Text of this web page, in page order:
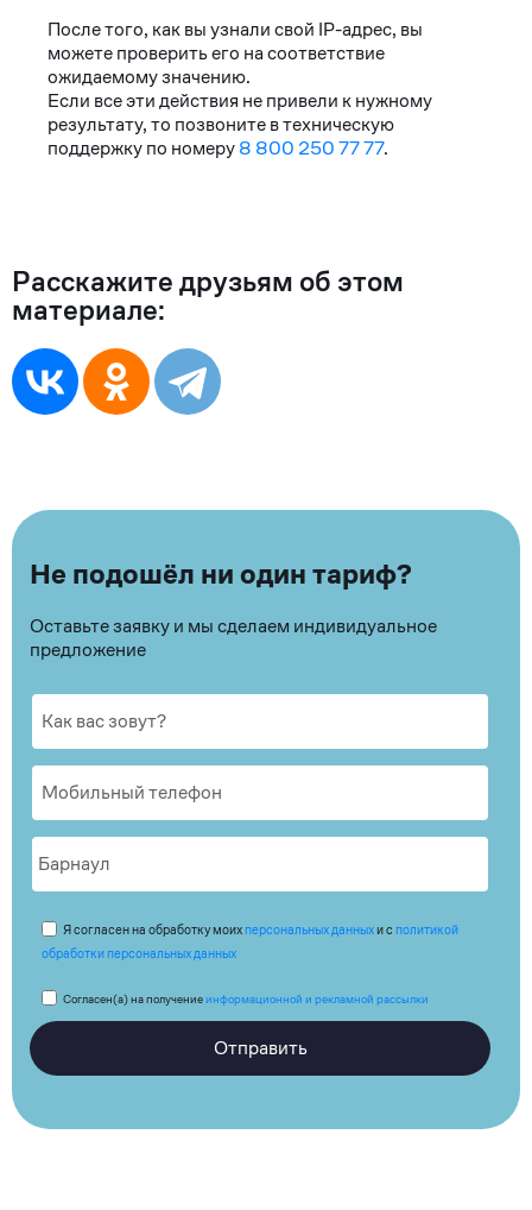
После того, как вы узнали свой IP-адрес, вы
можете проверить его на соответствие
ожидаемому значению.
Если все эти действия не привели к нужному
результату, то позвоните в техническую
поддержку по номеру8 800 250 77 77.
Расскажите друзьям об этом
материале:
Не подошёл ни один тариф?
Оставьте заявку и мы сделаем индивидуальное
предложение
Я согласен на обработку моих персональных данныхи с политикой
обработки персональных данных
Согласен(а) на получениеинформационной и рекламной рассылки
Отправить